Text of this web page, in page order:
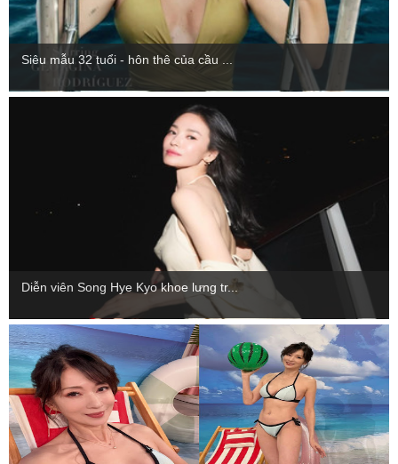
Siêu mẫu 32 tuổi - hôn thê của cầu ...
Diễn viên Song Hye Kyo khoe lưng tr...